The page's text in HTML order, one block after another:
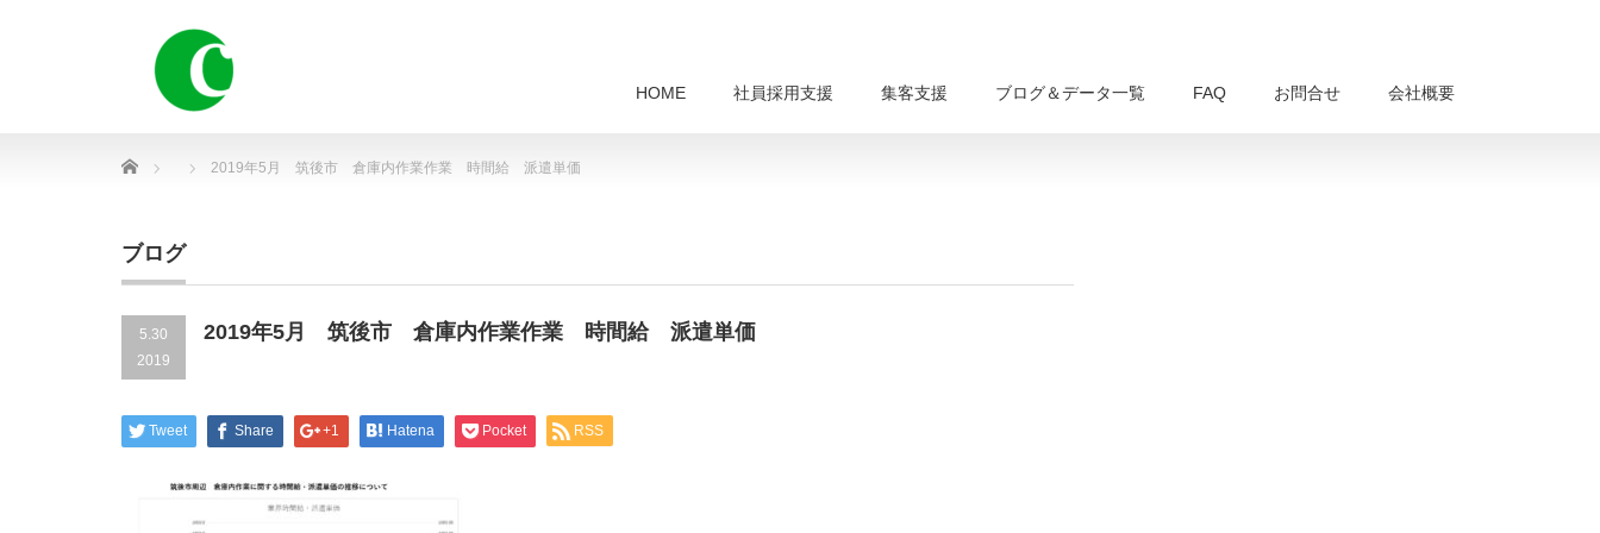
HOME 社員採用支援 集客支援 ブログ＆データ一覧 FAQ お問合せ 会社概要
Home 2019年5月 筑後市 倉庫内作業作業 時間給 派遣単価
ブログ
5.30
2019
2019年5月 筑後市 倉庫内作業作業 時間給 派遣単価
Tweet Share +1 Hatena Pocket RSS